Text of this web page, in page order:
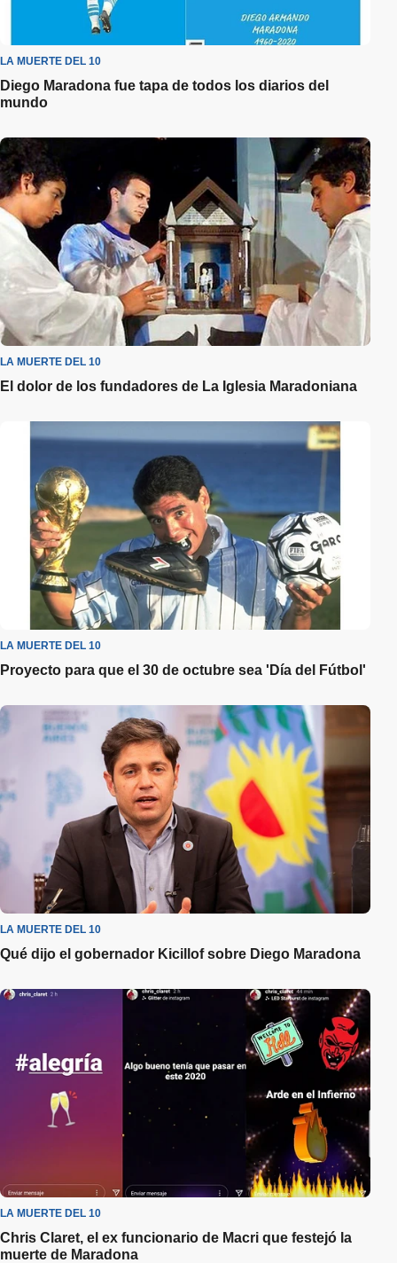
LA MUERTE DEL 10
Diego Maradona fue tapa de todos los diarios del
mundo
LA MUERTE DEL 10
El dolor de los fundadores de La Iglesia Maradoniana
LA MUERTE DEL 10
Proyecto para que el 30 de octubre sea 'Día del Fútbol'
LA MUERTE DEL 10
Qué dijo el gobernador Kicillof sobre Diego Maradona
LA MUERTE DEL 10
Chris Claret, el ex funcionario de Macri que festejó la
muerte de Maradona